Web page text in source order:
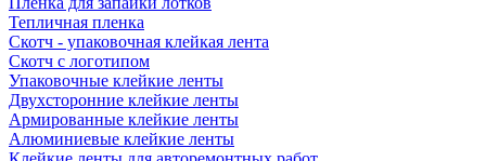
Тепличная пленка
Скотч - упаковочная клейкая лента
Скотч с логотипом
Упаковочные клейкие ленты
Двухсторонние клейкие ленты
Армированные клейкие ленты
Алюминиевые клейкие ленты